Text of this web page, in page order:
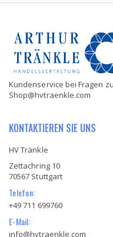
Kundenservice bei Fragen
Shop@hvtraenkle.com
KONTAKTIEREN SIE UNS
HV Tränkle
Zettachring 10
70567 Stuttgart
Telefon:
+49 711 699760
E-Mail:
info@hvtraenkle.com